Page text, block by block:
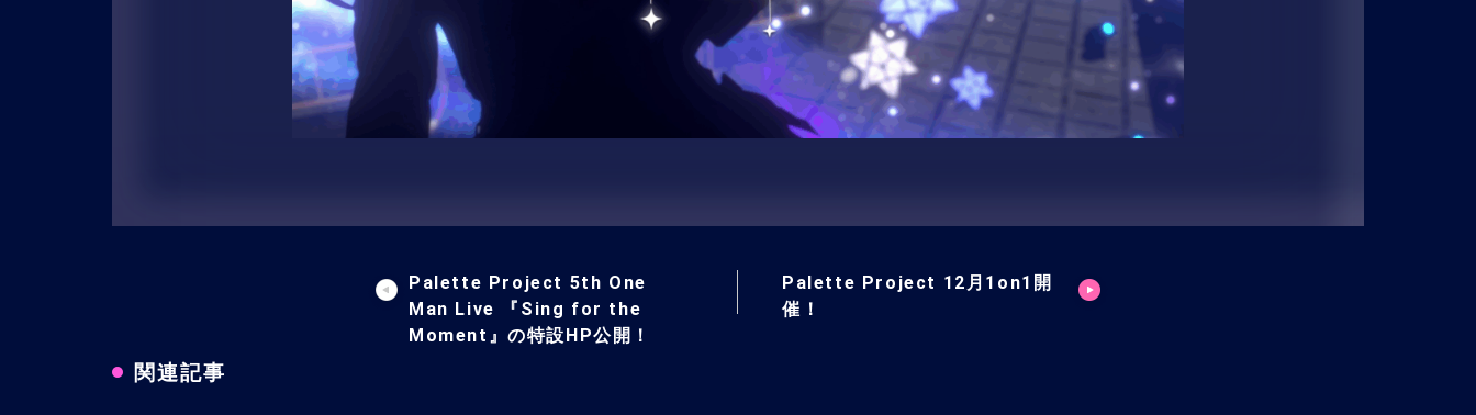
Palette Project 5th One
Man Live 『Sing for the
Moment』の特設HP公開！
Palette Project 12月1on1開
催！
関連記事